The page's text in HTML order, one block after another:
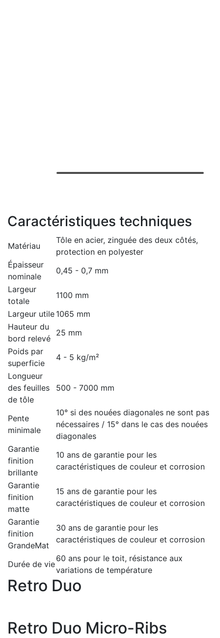
Caractéristiques techniques
Matériau
Tôle en acier, zinguée des deux côtés,
protection en polyester
Épaisseur
nominale
0,45 - 0,7 mm
Largeur
totale
1100 mm
Largeur utile 1065 mm
Hauteur du
bord relevé
25 mm
Poids par
superficie
4 - 5 kg/m²
Longueur
des feuilles
de tôle
500 - 7000 mm
Pente
minimale
10° si des nouées diagonales ne sont pas
nécessaires / 15° dans le cas des nouées
diagonales
Garantie
finition
brillante
10 ans de garantie pour les
caractéristiques de couleur et corrosion
Garantie
finition
matte
15 ans de garantie pour les
caractéristiques de couleur et corrosion
Garantie
finition
GrandeMat
30 ans de garantie pour les
caractéristiques de couleur et corrosion
Durée de vie
60 ans pour le toit, résistance aux
variations de température
Retro Duo
Retro Duo Micro-Ribs